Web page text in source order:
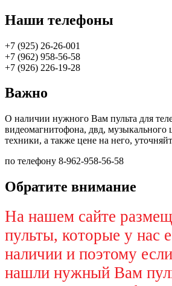
Наши телефоны
+7 (925) 26-26-001
+7 (962) 958-56-58
+7 (926) 226-19-28
Важно
О наличии нужного Вам пульта для
видеомагнитофона, двд, музыкального
техники, а также цене на него,
по телефону 8-962-958-56-58
Обратите внимание
На нашем сайте
пульты, которые у нас
наличии и поэтому
нашли нужный Вам